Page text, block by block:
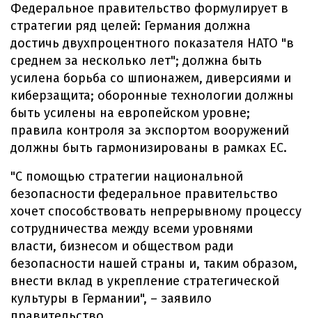
Федеральное правительство формулирует в
стратегии ряд целей: Германия должна
достичь двухпроцентного показателя НАТО "в
среднем за несколько лет"; должна быть
усилена борьба со шпионажем, диверсиями и
киберзащита; оборонные технологии должны
быть усилены на европейском уровне;
правила контроля за экспортом вооружений
должны быть гармонизированы в рамках ЕС.
"С помощью стратегии национальной
безопасности федеральное правительство
хочет способствовать непрерывному процессу
сотрудничества между всеми уровнями
власти, бизнесом и обществом ради
безопасности нашей страны и, таким образом,
внести вклад в укрепление стратегической
культуры в Германии", – заявило